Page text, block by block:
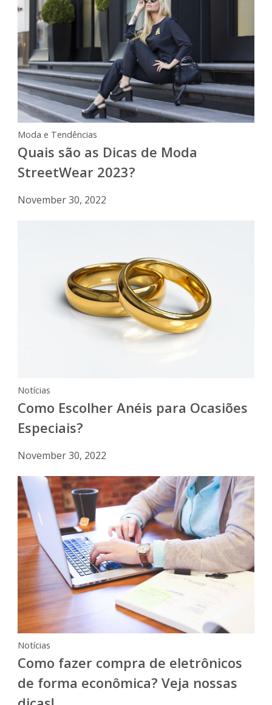
Moda e Tendências
Quais são as Dicas de Moda
StreetWear 2023?
November 30, 2022
Notícias
Como Escolher Anéis para Ocasiões
Especiais?
November 30, 2022
Notícias
Como fazer compra de eletrônicos
de forma econômica? Veja nossas